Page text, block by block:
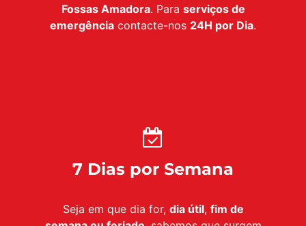
Fossas Amadora. Para serviços de
emergência contacte-nos 24H por Dia.
7 Dias por Semana
Seja em que dia for, dia útil, fim de